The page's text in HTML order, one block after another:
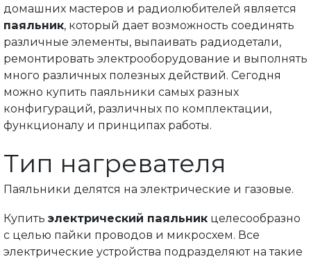
домашних мастеров и радиолюбителей является
паяльник, который дает возможность соединять
различные элементы, выпаивать радиодетали,
ремонтировать электрооборудование и выполнять
много различных полезных действий. Сегодня
можно купить паяльники самых разных
конфигураций, различных по комплектации,
функционалу и принципах работы.
Тип нагревателя
Паяльники делятся на электрические и газовые.
Купить электрический паяльник целесообразно
с целью пайки проводов и микросхем. Все
электрические устройства подразделяют на такие